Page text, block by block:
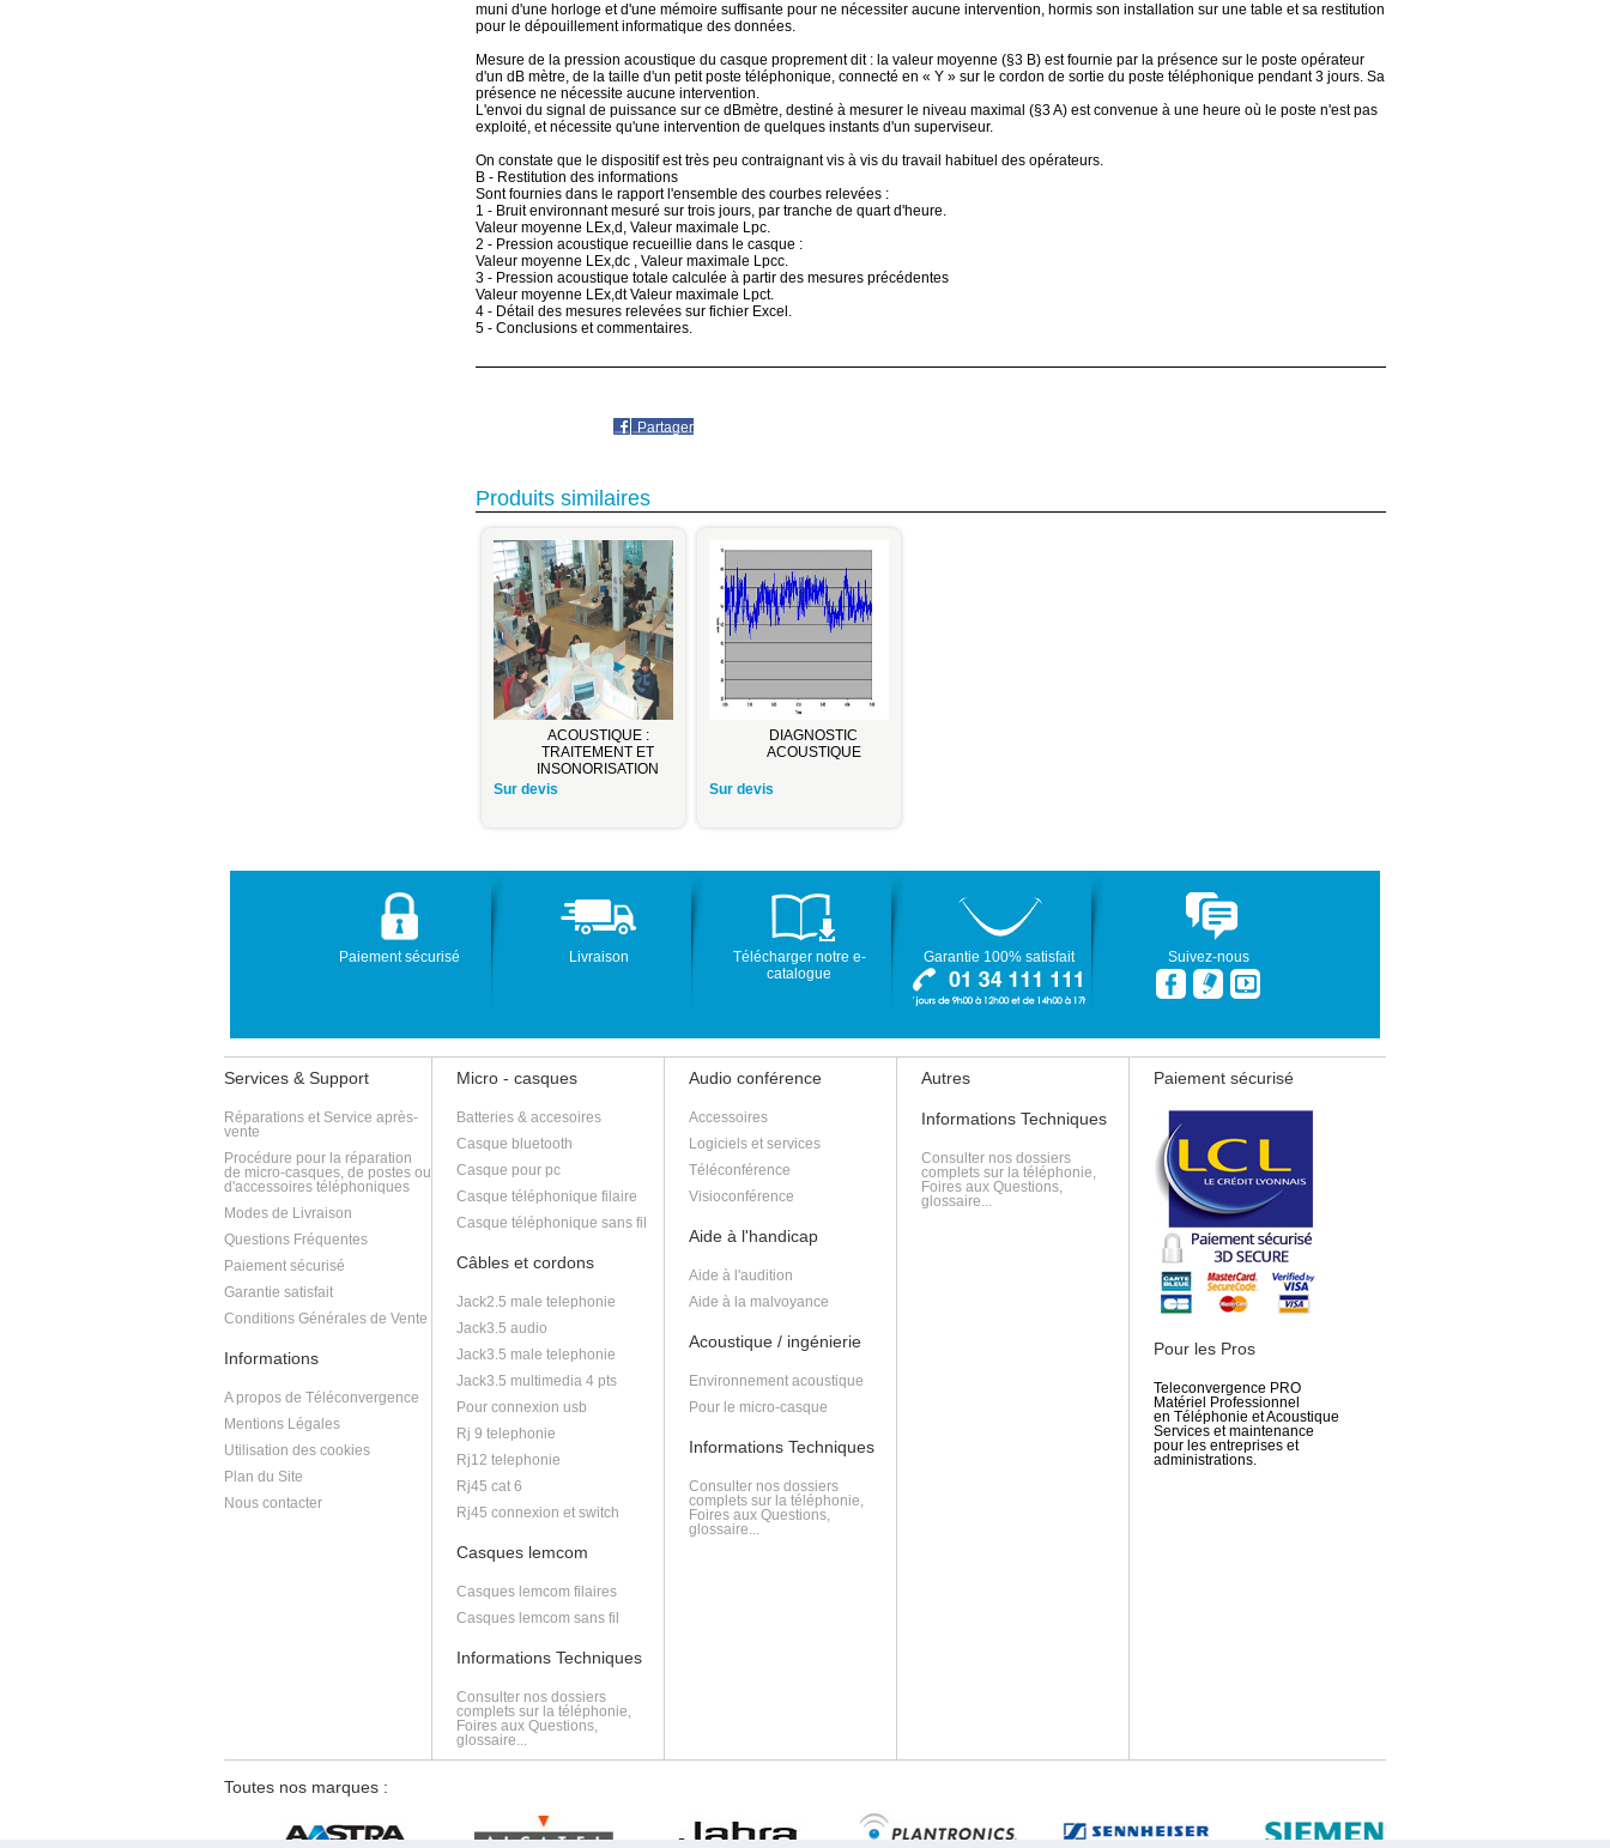
muni d'une horloge et d'une mémoire suffisante pour ne nécessiter aucune intervention, hormis son installation sur une table et sa restitution
pour le dépouillement informatique des données.
Mesure de la pression acoustique du casque proprement dit : la valeur moyenne (§3 B) est fournie par la présence sur le poste opérateur
d'un dB mètre, de la taille d'un petit poste téléphonique, connecté en « Y » sur le cordon de sortie du poste téléphonique pendant 3 jours. Sa
présence ne nécessite aucune intervention.
L'envoi du signal de puissance sur ce dBmètre, destiné à mesurer le niveau maximal (§3 A) est convenue à une heure où le poste n'est pas
exploité, et nécessite qu'une intervention de quelques instants d'un superviseur.
On constate que le dispositif est très peu contraignant vis à vis du travail habituel des opérateurs.
B - Restitution des informations
Sont fournies dans le rapport l'ensemble des courbes relevées :
1 - Bruit environnant mesuré sur trois jours, par tranche de quart d'heure.
Valeur moyenne LEx,d, Valeur maximale Lpc.
2 - Pression acoustique recueillie dans le casque :
Valeur moyenne LEx,dc , Valeur maximale Lpcc.
3 - Pression acoustique totale calculée à partir des mesures précédentes
Valeur moyenne LEx,dt Valeur maximale Lpct.
4 - Détail des mesures relevées sur fichier Excel.
5 - Conclusions et commentaires.
Partager
Produits similaires
ACOUSTIQUE :
TRAITEMENT ET
INSONORISATION
Sur devis
DIAGNOSTIC
ACOUSTIQUE
Sur devis
Paiement sécurisé Livraison
Télécharger notre e-
catalogue
Garantie 100% satisfait Suivez-nous
Services & Support
Réparations et Service après-
vente
Procédure pour la réparation
de micro-casques, de postes ou
d'accessoires téléphoniques
Modes de Livraison
Questions Fréquentes
Paiement sécurisé
Garantie satisfait
Conditions Générales de Vente
Informations
A propos de Téléconvergence
Mentions Légales
Utilisation des cookies
Plan du Site
Nous contacter
Micro - casques
Batteries & accesoires
Casque bluetooth
Casque pour pc
Casque téléphonique filaire
Casque téléphonique sans fil
Câbles et cordons
Jack2.5 male telephonie
Jack3.5 audio
Jack3.5 male telephonie
Jack3.5 multimedia 4 pts
Pour connexion usb
Rj 9 telephonie
Rj12 telephonie
Rj45 cat 6
Rj45 connexion et switch
Casques lemcom
Casques lemcom filaires
Casques lemcom sans fil
Informations Techniques
Consulter nos dossiers
complets sur la téléphonie,
Foires aux Questions,
glossaire...
Audio conférence
Accessoires
Logiciels et services
Téléconférence
Visioconférence
Aide à l'handicap
Aide à l'audition
Aide à la malvoyance
Acoustique / ingénierie
Environnement acoustique
Pour le micro-casque
Informations Techniques
Consulter nos dossiers
complets sur la téléphonie,
Foires aux Questions,
glossaire...
Autres
Informations Techniques
Consulter nos dossiers
complets sur la téléphonie,
Foires aux Questions,
glossaire...
Paiement sécurisé
Pour les Pros
Teleconvergence PRO
Matériel Professionnel
en Téléphonie et Acoustique
Services et maintenance
pour les entreprises et
administrations.
Toutes nos marques :